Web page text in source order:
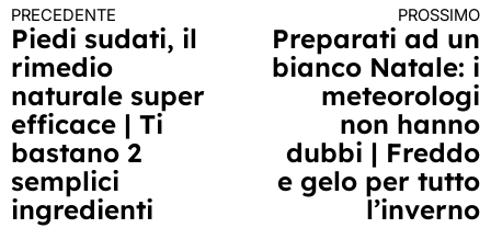
Continua
a
leggere
PRECEDENTE
Piedi sudati, il
rimedio
naturale super
efficace | Ti
bastano 2
semplici
ingredienti
PROSSIMO
Preparati ad un
bianco Natale: i
meteorologi
non hanno
dubbi | Freddo
e gelo per tutto
l’inverno